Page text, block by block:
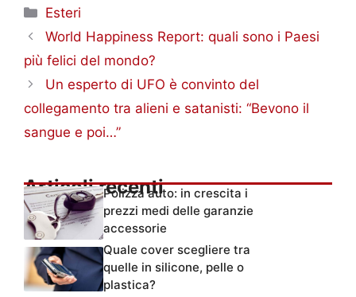
Categorie
Esteri
World Happiness Report: quali sono i Paesi
più felici del mondo?
Un esperto di UFO è convinto del
collegamento tra alieni e satanisti: “Bevono il
sangue e poi…”
Articoli recentiPolizza auto: in crescita i
prezzi medi delle garanzie
accessorie
Quale cover scegliere tra
quelle in silicone, pelle o
plastica?